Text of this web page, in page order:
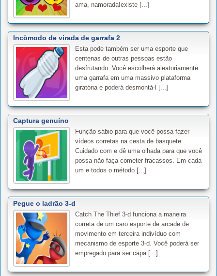
ama, namorada!existe [...]
Incômodo de virada de garrafa 2
Esta pode também ser uma esporte que
centenas de outras pessoas estão
desfrutando. Você escolherá aleatoriamente
uma garrafa em uma massivo plataforma
giratória e poderá desmontá-l [...]
Captura genuíno
Função sábio para que você possa fazer
vídeos corretas na cesta de basquete.
Cuidado com e dê uma olhada para que você
possa não faça cometer fracassos. Em cada
um e todos o método [...]
Pegue o ladrão 3-d
Catch The Thief 3-d funciona a maneira
correta de um caro esporte de arcade de
movimento em terceira indivíduo com
mecanismo de esporte 3-d. Você poderá ser
empregado para ser capa [...]